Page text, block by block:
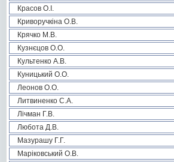
Красов О.І.
Криворучкіна О.В.
Крячко М.В.
Кузнєцов О.О.
Культенко А.В.
Куницький О.О.
Леонов О.О.
Литвиненко С.А.
Лічман Г.В.
Любота Д.В.
Мазурашу Г.Г.
Маріковський О.В.